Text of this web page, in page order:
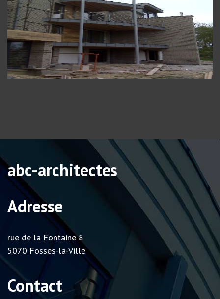
abc-architectes
Adresse
rue de la Fontaine 8
5070 Fosses-la-Ville
Contact